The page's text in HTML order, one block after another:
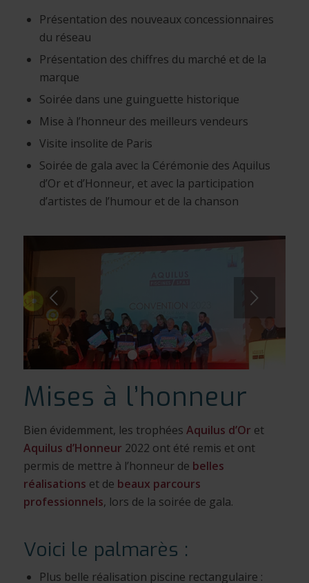
Présentation des nouveaux concessionnaires
du réseau
Présentation des chiffres du marché et de la
marque
Soirée dans une guinguette historique
Mise à l’honneur des meilleurs vendeurs
Visite insolite de Paris
Soirée de gala avec la Cérémonie des Aquilus
d’Or et d’Honneur, et avec la participation
d’artistes de l’humour et de la chanson
2 3 4
Mises à l’honneur
Bien évidemment, les trophées Aquilus d’Or et
Aquilus d’Honneur 2022 ont été remis et ont
permis de mettre à l’honneur de belles
réalisations et de beaux parcours
professionnels, lors de la soirée de gala.
Voici le palmarès :
Plus belle réalisation piscine rectangulaire :